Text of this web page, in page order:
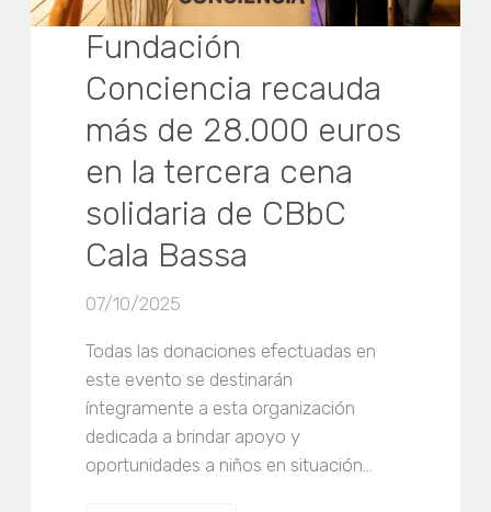
Fundación
Conciencia recauda
más de 28.000 euros
en la tercera cena
solidaria de CBbC
Cala Bassa
07/10/2025
Todas las donaciones efectuadas en
este evento se destinarán
íntegramente a esta organización
dedicada a brindar apoyo y
oportunidades a niños en situación…